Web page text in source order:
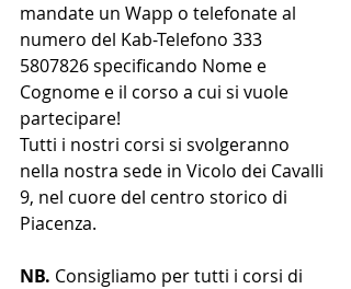
mandate un Wapp o telefonate al
numero del Kab-Telefono 333
5807826 specificando Nome e
Cognome e il corso a cui si vuole
partecipare!
Tutti i nostri corsi si svolgeranno
nella nostra sede in Vicolo dei Cavalli
9, nel cuore del centro storico di
Piacenza.
NB. Consigliamo per tutti i corsi di